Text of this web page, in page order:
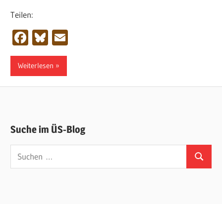
Teilen:
Facebook
Bluesky
Weiterlesen
Suche im ÜS-Blog
Suchen
nach:
Suchen